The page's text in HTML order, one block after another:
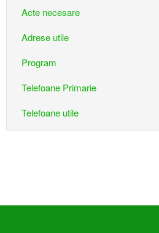
Acte necesare
Adrese utile
Program
Telefoane Primarie
Telefoane utile